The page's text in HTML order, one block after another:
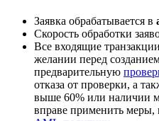
Заявка обрабатывается в
Скорость обработки
Все входящие
желании перед
предварительную
отказа от проверки, а
выше 60% или наличии
вправе применить меры,